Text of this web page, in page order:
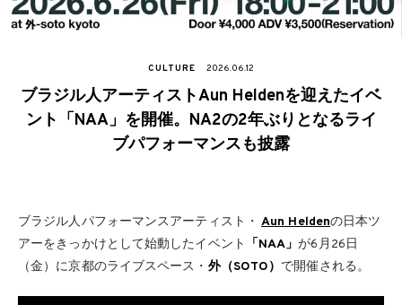
CULTURE 2026.06.12
ブラジル人アーティストAun Heldenを迎えたイベ
ント「NAA」を開催。NA2の2年ぶりとなるライ
ブパフォーマンスも披露
ブラジル人パフォーマンスアーティスト・ Aun Heldenの日本ツ
アーをきっかけとして始動したイベント
「NAA」が6月26日
（金）に京都のライブスペース・ 外（SOTO） で開催される。